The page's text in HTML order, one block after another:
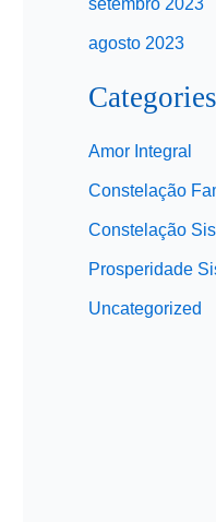
setembro 2023
agosto 2023
Categories
Amor Integral
Constelação
Constelação
Prosperidade
Uncategorized